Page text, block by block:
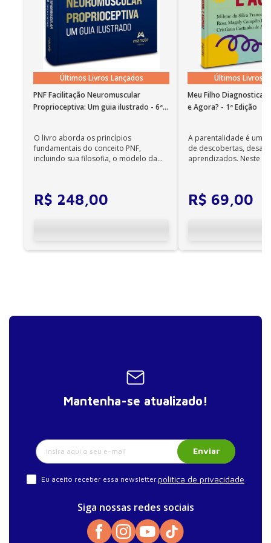
Últimos Livros Lançados
PNF Facilitação Neuromuscular
Proprioceptiva: Um guia ilustrado - 6ª
O livro aborda os princípios
fundamentais do conceito PNF,
incluindo sua filosofia, o modelo da
R$ 248,00
Últimos Livros
Meu Filho
e Agora? - 1ª Edição
A parentalidade é uma
de descobertas,
aprendizados. Neste
R$ 69,00
Mantenha-se atualizado!
Enviar
Eu aceito receber essa newsletter. política de privacidade
Siga nossas redes sociais